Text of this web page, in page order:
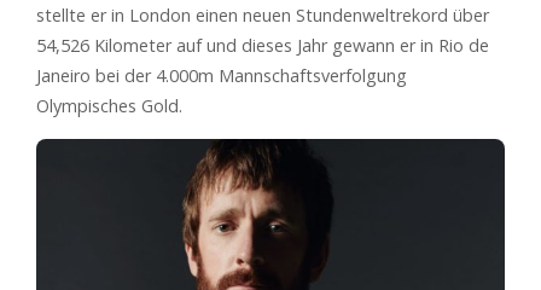
stellte er in London einen neuen Stundenweltrekord über
54,526 Kilometer auf und dieses Jahr gewann er in Rio de
Janeiro bei der 4.000m Mannschaftsverfolgung
Olympisches Gold.